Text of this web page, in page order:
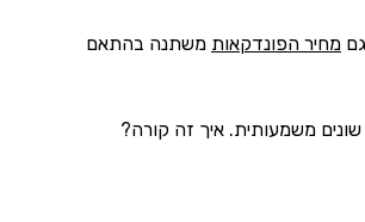
מחיר הפונדקאות משתנה בהתאם
משמעותית. איך זה קורה?